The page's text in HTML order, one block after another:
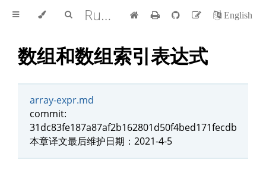
Rust 参考手册 中文版 English
数组和数组索引表达式
array-expr.md
commit:
31dc83fe187a87af2b162801d50f4bed171fecdb
本章译文最后维护日期：2021-4-5